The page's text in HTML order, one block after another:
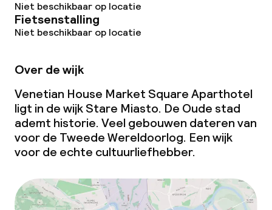
Niet beschikbaar op locatie
Fietsenstalling
Niet beschikbaar op locatie
Over de wijk
Venetian House Market Square Aparthotel
ligt in de wijk Stare Miasto. De Oude stad
ademt historie. Veel gebouwen dateren van
voor de Tweede Wereldoorlog. Een wijk
voor de echte cultuurliefhebber.